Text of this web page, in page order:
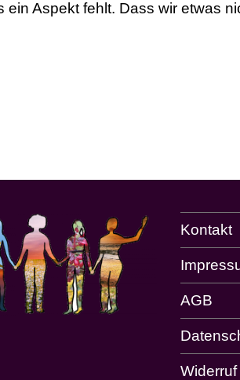
Aspekt fehlt. Dass wir etwas
Kontakt
AGB
Widerruf